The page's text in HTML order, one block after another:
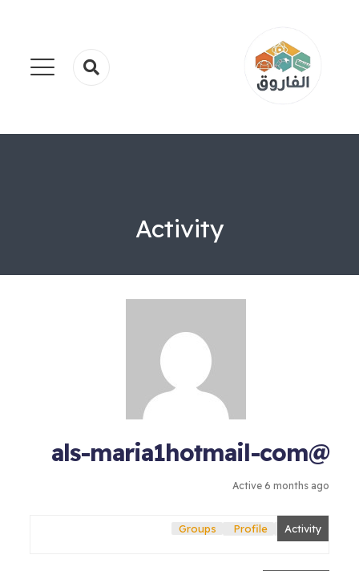
Activity
@als-maria1hotmail-com
Active 6 months ago
Activity
Profile
Groups